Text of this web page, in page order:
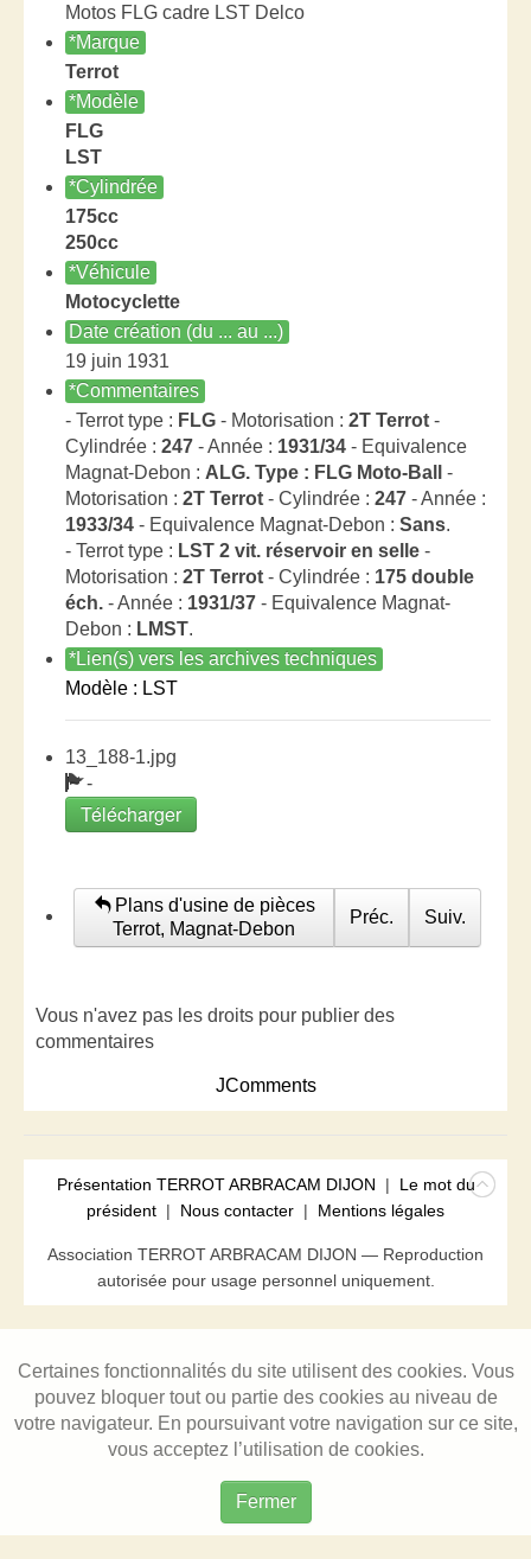
Motos FLG cadre LST Delco
*Marque
Terrot
*Modèle
FLG
LST
*Cylindrée
175cc
250cc
*Véhicule
Motocyclette
Date création (du ... au ...)
19 juin 1931
*Commentaires
- Terrot type : FLG - Motorisation : 2T Terrot -
Cylindrée : 247 - Année : 1931/34 - Equivalence
Magnat-Debon : ALG. Type : FLG Moto-Ball
-
Motorisation : 2T Terrot - Cylindrée : 247 - Année :
1933/34 - Equivalence Magnat-Debon : Sans.
- Terrot type : LST 2 vit. réservoir en selle -
Motorisation : 2T Terrot - Cylindrée : 175 double
éch. - Année : 1931/37 - Equivalence Magnat-
Debon : LMST.
*Lien(s) vers les archives techniques
Modèle : LST
13_188-1.jpg
-
Télécharger
Plans d'usine de pièces
Terrot, Magnat-Debon
Préc. Suiv.
Vous n'avez pas les droits pour publier des
commentaires
JComments
Présentation TERROT ARBRACAM DIJON | Le mot du
président | Nous contacter | Mentions légales
Association TERROT ARBRACAM DIJON — Reproduction
autorisée pour usage personnel uniquement.
Certaines fonctionnalités du site utilisent des cookies. Vous
pouvez bloquer tout ou partie des cookies au niveau de
votre navigateur. En poursuivant votre navigation sur ce site,
vous acceptez l’utilisation de cookies.
Fermer